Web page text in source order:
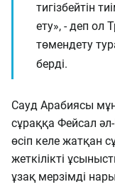
тигізбейтін
ету», - деп ол
төмендету
берді.
Сауд Арабиясы
сұраққа Фейсал
өсіп келе жатқан
жеткілікті
ұзақ мерзімді